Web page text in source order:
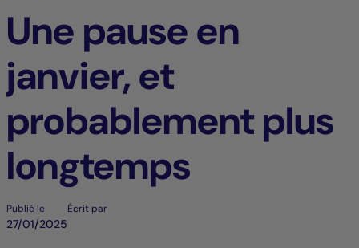
Une pause en
janvier, et
probablement plus
longtemps
Publié le
27/01/2025
Écrit par